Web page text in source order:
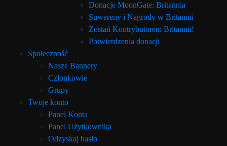
Donacje MoonGate: Britannia
Suwereny i Nagrody w Britannii
Zostań Kontrybutorem Britannii!
Potwierdzenia donacji
Społeczność
Nasze Bannery
Członkowie
Grupy
Twoje konto
Panel Konta
Panel Użytkownika
Odzyskaj hasło